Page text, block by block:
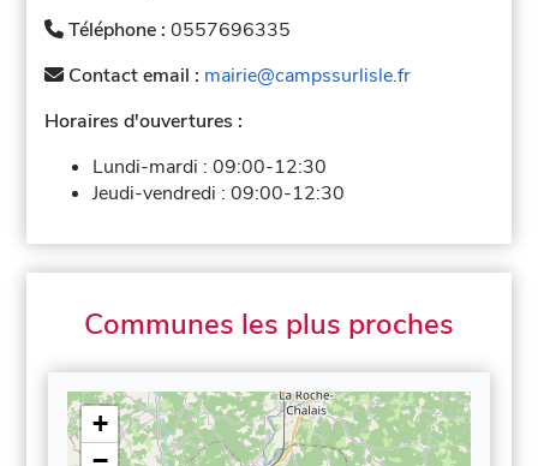
Téléphone :0557696335
Contact email : mairie@campssurlisle.fr
Horaires d'ouvertures :
Lundi-mardi :09:00-12:30
Jeudi-vendredi :09:00-12:30
Communes les plus proches
+